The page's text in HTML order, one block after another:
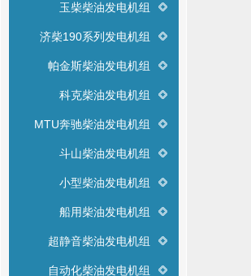
玉柴柴油发电机组
济柴190系列发电机组
帕金斯柴油发电机组
科克柴油发电机组
MTU奔驰柴油发电机组
斗山柴油发电机组
小型柴油发电机组
船用柴油发电机组
超静音柴油发电机组
自动化柴油发电机组